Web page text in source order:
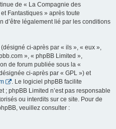
de « La Compagnie des
Fantastiques » après toute
d’être légalement lié par les conditions
ci-après par « ils », « eux »,
», « phpBB Limited »,
de forum publiée sous la «
ci-après par « GPL ») et
. Le logiciel phpBB facilite
; phpBB Limited n’est pas responsable
ou interdits sur ce site. Pour de
veuillez consulter :